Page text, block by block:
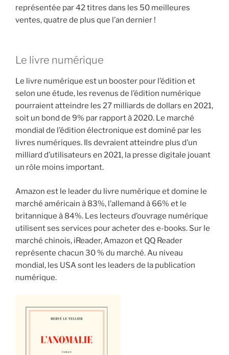
représentée par 42 titres dans les 50 meilleures
ventes, quatre de plus que l’an dernier !
Le livre numérique
Le livre numérique est un booster pour l’édition et
selon une étude, les revenus de l’édition numérique
pourraient atteindre les 27 milliards de dollars en 2021,
soit un bond de 9% par rapport à 2020. Le marché
mondial de l’édition électronique est dominé par les
livres numériques. Ils devraient atteindre plus d’un
milliard d’utilisateurs en 2021, la presse digitale jouant
un rôle moins important.
Amazon est le leader du livre numérique et domine le
marché américain à 83%, l’allemand à 66% et le
britannique à 84%. Les lecteurs d’ouvrage numérique
utilisent ses services pour acheter des e-books. Sur le
marché chinois, iReader, Amazon et QQ Reader
représente chacun 30 % du marché. Au niveau
mondial, les USA sont les leaders de la publication
numérique.